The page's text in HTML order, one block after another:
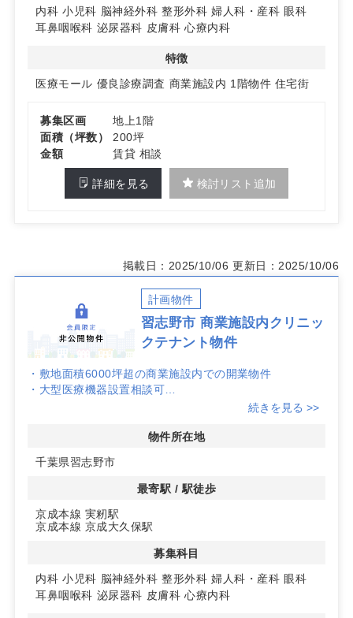
す。
内科 小児科 脳神経外科 整形外科 婦人科・産科 眼科
耳鼻咽喉科 泌尿器科 皮膚科 心療内科
特徴
医療モール 優良診療調査 商業施設内 1階物件 住宅街
募集区画
地上1階
面積（坪数）
200坪
金額
賃貸 相談
詳細を見る 検討リスト追加
掲載日：2025/10/06 更新日：2025/10/06
計画物件
習志野市 商業施設内クリニッ
クテナント物件
・敷地面積6000坪超の商業施設内での開業物件
・大型医療機器設置相談可
続きを見る >>
物件所在地
千葉県習志野市
最寄駅 / 駅徒歩
京成本線 実籾駅
京成本線 京成大久保駅
募集科目
内科 小児科 脳神経外科 整形外科 婦人科・産科 眼科
耳鼻咽喉科 泌尿器科 皮膚科 心療内科